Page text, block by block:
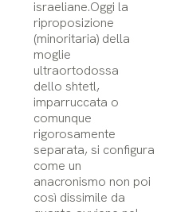
israeliane.Oggi la
riproposizione
(minoritaria) della
moglie
ultraortodossa
dello shtetl,
imparruccata o
comunque
rigorosamente
separata, si configura
come un
anacronismo non poi
così dissimile da